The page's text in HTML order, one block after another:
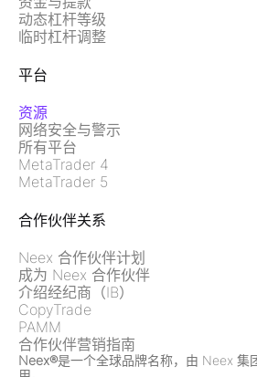
动态杠杆等级
临时杠杆调整
平台
资源
网络安全与警示
所有平台
MetaTrader 4
MetaTrader 5
合作伙伴关系
Neex 合作伙伴计划
成为 Neex 合作伙伴
介绍经纪商（IB）
CopyTrade
PAMM
合作伙伴营销指南
Neex®是一个全球品牌名称，由 Neex 集